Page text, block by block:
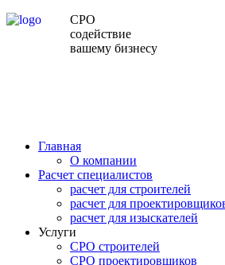
СРО
содействие
вашему бизнесу
Главная
О компании
Расчет специалистов
расчет для строителей
расчет для
расчет для изыскателей
Услуги
СРО строителей
СРО проектировщиков